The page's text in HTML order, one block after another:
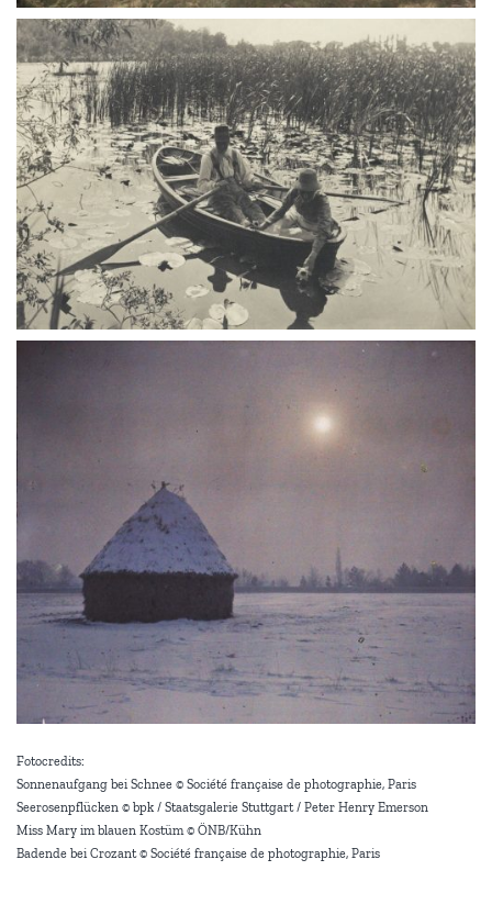
Fotocredits:
Sonnenaufgang bei Schnee © Société française de photographie, Paris
Seerosenpflücken © bpk / Staatsgalerie Stuttgart / Peter Henry Emerson
Miss Mary im blauen Kostüm © ÖNB/Kühn
Badende bei Crozant © Société française de photographie, Paris